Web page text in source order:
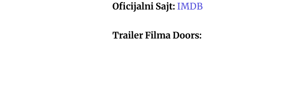
Oficijalni Sajt: IMDB
Trailer Filma Doors: